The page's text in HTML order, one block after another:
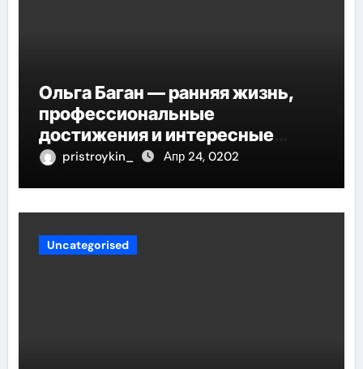
Ольга Баган — ранняя жизнь,
профессиональные
достижения и интересные
факты
pristroykin_ Апр 24, 0202
Uncategorised